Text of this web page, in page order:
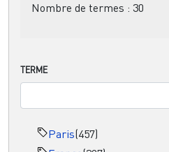
Nombre de termes : 30
TERME
Paris(457)